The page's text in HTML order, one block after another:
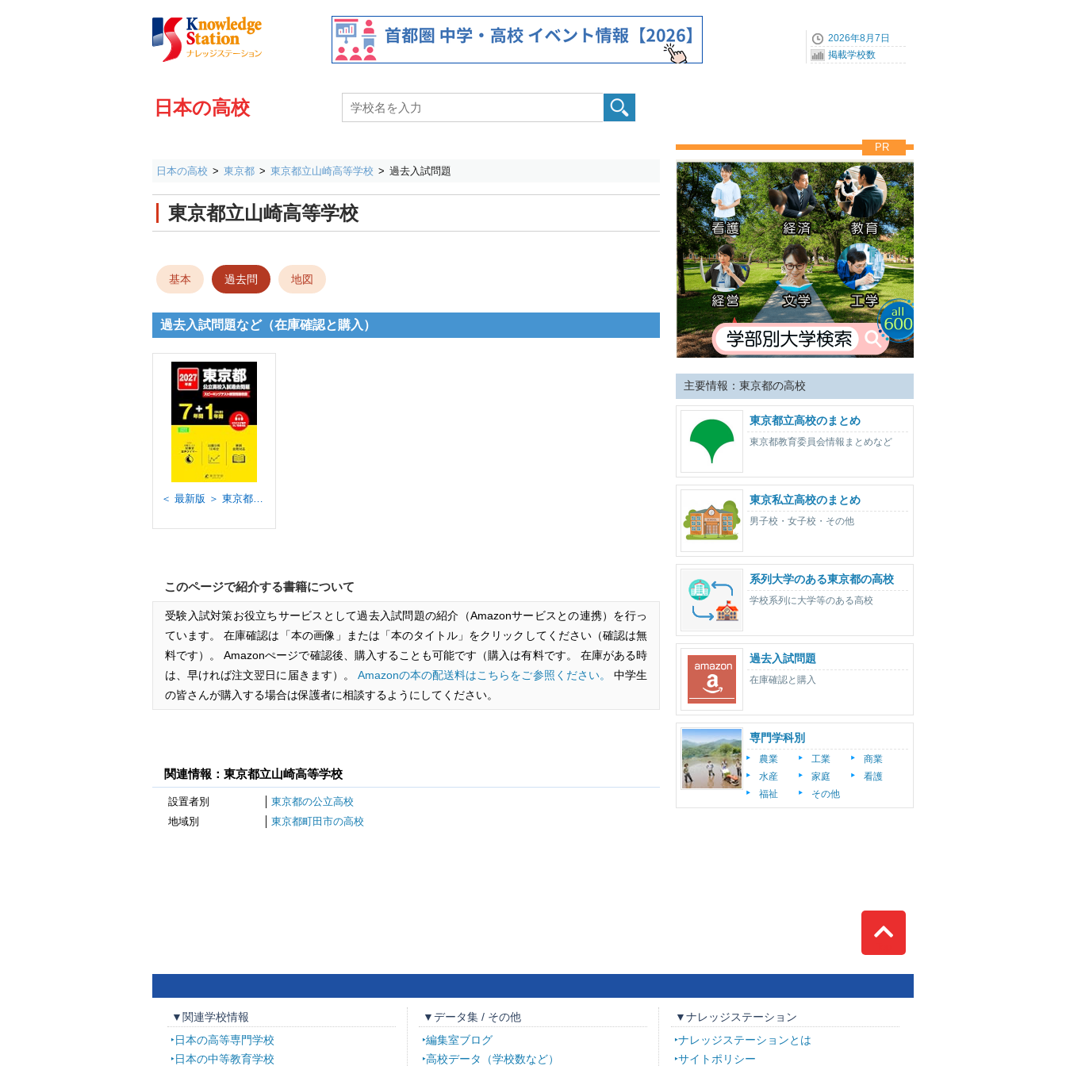
2026年8月7日
掲載学校数
日本の高校
日本の高校 東京都 東京都立山崎高等学校 過去入試問題
東京都立山崎高等学校
基本 過去問 地図
過去入試問題など（在庫確認と購入）
＜ 最新版 ＞ 東京都公立高校 2027年度版【 過去問 7+1年分 】 東京都立高校 都立高校 英語 リスニング 音声対応 スピーキングテスト 練習問題 収録(公立高校入試過去問題シリーズZ13)
このページで紹介する書籍について
受験入試対策お役立ちサービスとして過去入試問題の紹介（Amazonサービスとの連携）を行っ
ています。 在庫確認は「本の画像」または「本のタイトル」をクリックしてください（確認は無
料です）。 Amazonぺージで確認後、購入することも可能です（購入は有料です。 在庫がある時
は、早ければ注文翌日に届きます）。 Amazonの本の配送料はこちらをご参照ください。
中学生
の皆さんが購入する場合は保護者に相談するようにしてください。
関連情報：東京都立山崎高等学校
設置者別
東京都の公立高校
地域別
東京都町田市の高校
PR
主要情報：東京都の高校
東京都立高校のまとめ
東京都教育委員会情報まとめなど
東京私立高校のまとめ
男子校・女子校・その他
系列大学のある東京都の高校
学校系列に大学等のある高校
過去入試問題
在庫確認と購入
専門学科別
農業 工業
商業
水産
家庭
看護
福祉
その他
▼関連学校情報
日本の高等専門学校
日本の中等教育学校
▼データ集 / その他
編集室ブログ
高校データ（学校数など）
▼ナレッジステーション
ナレッジステーションとは
サイトポリシー